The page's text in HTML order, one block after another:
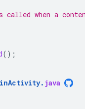
when a
();
. java